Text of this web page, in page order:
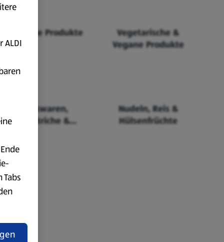
Fairtrade Produkte
Vegetarische &
Vegane Produkte
Backwaren,
Aufstriche &
Nudeln, Reis &
Hülsenfrüchte
ALDI